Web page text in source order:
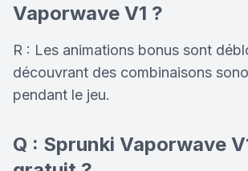
Vaporwave V1 ?
R : Les animations bonus sont
découvrant des combinaisons
pendant le jeu.
Q : Sprunki Vaporwave